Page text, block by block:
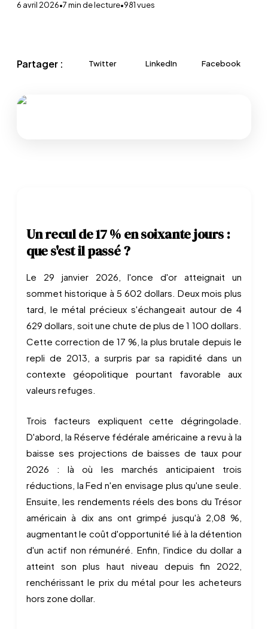
6 avril 2026•7min de lecture•981vues
Partager : Twitter LinkedIn Facebook
Un recul de 17 % en soixante jours :
que s'est il passé ?
Le 29 janvier 2026, l'once d'or atteignait un
sommet historique à 5 602 dollars. Deux mois plus
tard, le métal précieux s'échangeait autour de 4
629 dollars, soit une chute de plus de 1 100 dollars.
Cette correction de 17 %, la plus brutale depuis le
repli de 2013, a surpris par sa rapidité dans un
contexte géopolitique pourtant favorable aux
valeurs refuges.
Trois facteurs expliquent cette dégringolade.
D'abord, la Réserve fédérale américaine a revu à la
baisse ses projections de baisses de taux pour
2026 : là où les marchés anticipaient trois
réductions, la Fed n'en envisage plus qu'une seule.
Ensuite, les rendements réels des bons du Trésor
américain à dix ans ont grimpé jusqu'à 2,08 %,
augmentant le coût d'opportunité lié à la détention
d'un actif non rémunéré. Enfin, l'indice du dollar a
atteint son plus haut niveau depuis fin 2022,
renchérissant le prix du métal pour les acheteurs
hors zone dollar.